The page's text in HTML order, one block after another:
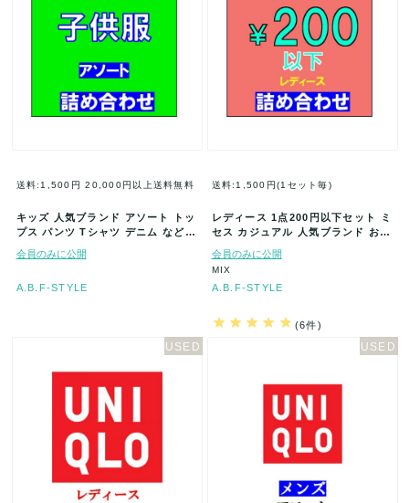
送料:1,500円 20,000円以上送料無料
キッズ 人気ブランド アソート トッ
プス パンツ Tシャツ デニム など
会員のみに公開
A.B.F-STYLE
送料:1,500円(1セット毎)
レディース 1点200円以下セット ミ
セス カジュアル 人気ブランド おま
会員のみに公開
MIX
A.B.F-STYLE
(6件)